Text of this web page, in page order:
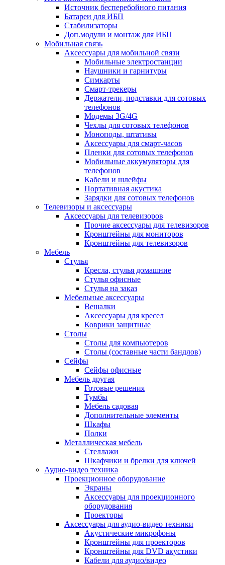
Источник бесперебойного питания
Батареи для ИБП
Стабилизаторы
Доп.модули и монтаж для ИБП
Мобильная связь
Аксессуары для мобильной связи
Мобильные электростанции
Наушники и гарнитуры
Симкарты
Смарт-трекеры
Держатели, подставки для сотовых
телефонов
Модемы 3G/4G
Чехлы для сотовых телефонов
Моноподы, штативы
Аксессуары для смарт-часов
Пленки для сотовых телефонов
Мобильные аккумуляторы для
телефонов
Кабели и шлейфы
Портативная акустика
Зарядки для сотовых телефонов
Телевизоры и аксессуары
Аксессуары для телевизоров
Прочие аксессуары для телевизоров
Кронштейны для мониторов
Кронштейны для телевизоров
Мебель
Стулья
Кресла, стулья домашние
Стулья офисные
Стулья на заказ
Мебельные аксессуары
Вешалки
Аксессуары для кресел
Коврики защитные
Столы
Столы для компьютеров
Столы (составные части бандлов)
Сейфы
Сейфы офисные
Мебель другая
Готовые решения
Тумбы
Мебель садовая
Дополнительные элементы
Шкафы
Полки
Металлическая мебель
Стеллажи
Шкафчики и брелки для ключей
Аудио-видео техника
Проекционное оборудование
Экраны
Аксессуары для проекционного
оборудования
Проекторы
Аксессуары для аудио-видео техники
Акустические микрофоны
Кронштейны для проекторов
Кронштейны для DVD акустики
Кабели для аудио/видео